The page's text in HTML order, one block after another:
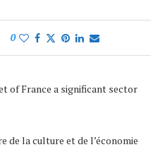
0
of France a significant sector
de la culture et de l’économie